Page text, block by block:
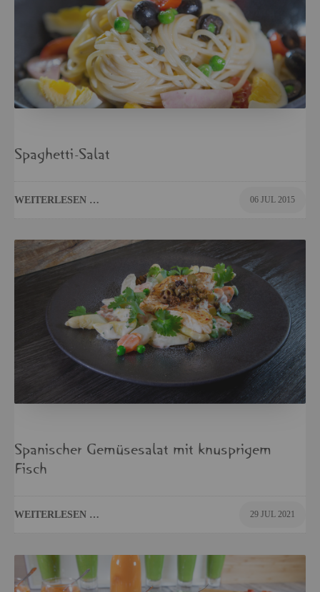
Spa­ghet­ti-Salat
WEI­TER­LE­SEN … 06 JUL 2015
Spa­ni­scher Ge­mü­se­sa­lat mit knusp­ri­gem
Fisch
WEI­TER­LE­SEN … 29 JUL 2021